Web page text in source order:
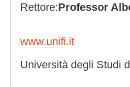
Rettore:Professor
www.unifi.it
Università degli Studi